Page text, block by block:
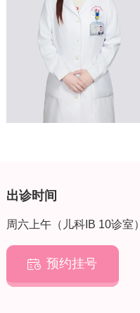
出诊时间
周六上午（儿科IB 10诊室）
 预约挂号